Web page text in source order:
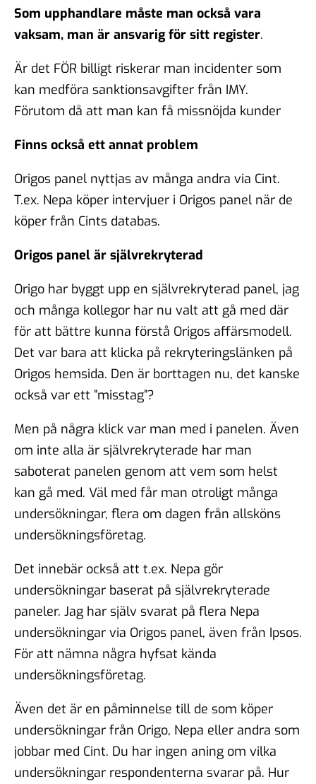
Som upphandlare måste man också vara
vaksam, man är ansvarig för sitt register.
Är det FÖR billigt riskerar man incidenter som
kan medföra sanktionsavgifter från IMY.
Förutom då att man kan få missnöjda kunder
Finns också ett annat problem
Origos panel nyttjas av många andra via Cint.
T.ex. Nepa köper intervjuer i Origos panel när de
köper från Cints databas.
Origos panel är självrekryterad
Origo har byggt upp en självrekryterad panel, jag
och många kollegor har nu valt att gå med där
för att bättre kunna förstå Origos affärsmodell.
Det var bara att klicka på rekryteringslänken på
Origos hemsida. Den är borttagen nu, det kanske
också var ett ”misstag”?
Men på några klick var man med i panelen. Även
om inte alla är självrekryterade har man
saboterat panelen genom att vem som helst
kan gå med. Väl med får man otroligt många
undersökningar, flera om dagen från allsköns
undersökningsföretag.
Det innebär också att t.ex. Nepa gör
undersökningar baserat på självrekryterade
paneler. Jag har själv svarat på flera Nepa
undersökningar via Origos panel, även från Ipsos.
För att nämna några hyfsat kända
undersökningsföretag.
Även det är en påminnelse till de som köper
undersökningar från Origo, Nepa eller andra som
jobbar med Cint. Du har ingen aning om vilka
undersökningar respondenterna svarar på. Hur